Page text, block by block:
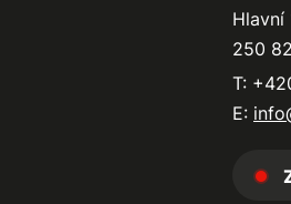
Hlavní
250
T:
E: